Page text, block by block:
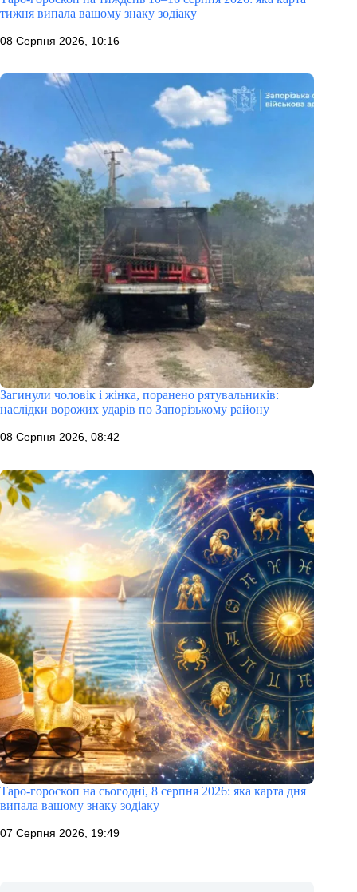
тижня випала вашому знаку зодіаку
08 Серпня 2026, 10:16
Загинули чоловік і жінка, поранено рятувальників:
наслідки ворожих ударів по Запорізькому району
08 Серпня 2026, 08:42
Таро-гороскоп на сьогодні, 8 серпня 2026: яка карта дня
випала вашому знаку зодіаку
07 Серпня 2026, 19:49